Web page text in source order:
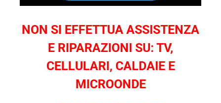
NON SI EFFETTUA ASSISTENZA
E RIPARAZIONI SU: TV,
CELLULARI, CALDAIE E
MICROONDE